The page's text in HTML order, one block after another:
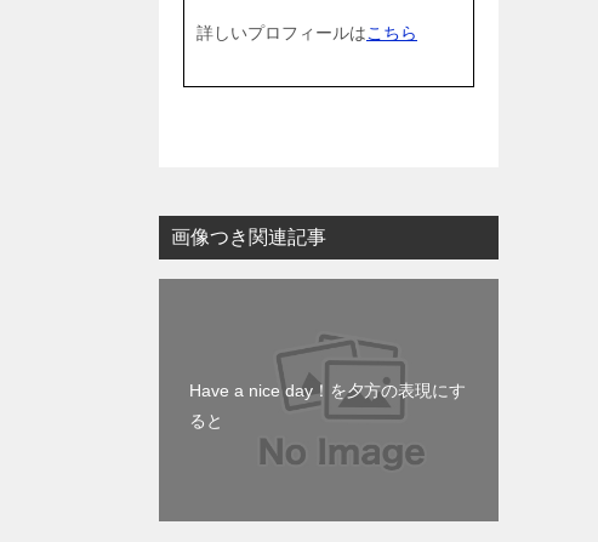
詳しいプロフィールはこちら
画像つき関連記事
Have a nice day！を夕方の表現にす
ると